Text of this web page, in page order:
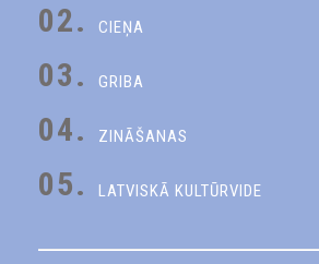
02. CIEŅA
03. GRIBA
04. ZINĀŠANAS
05. LATVISKĀ KULTŪRVIDE